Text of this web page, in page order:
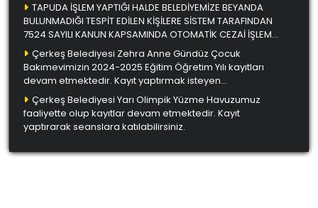
TAPUDA İŞLEM YAPTIĞI HALDE BELEDİYEMİZE BEYANDA
BULUNMADIĞI TESPİT EDİLEN KİŞİLERE SİSTEM TARAFINDAN
7524 SAYILI KANUN KAPSAMINDA OTOMATİK CEZAİ İŞLEM
UYGULANMAKTADIR. UYGULANAN BU CEZAİ İŞLEMİN ÜCRETİ
ARTIRILMIŞ OLUP YENİ DÜZENLEME 02/08/2024 TARİHİ
Çerkeş Belediyesi Zehra Anne Gündüz Çocuk
Bakımevimizin 2024-2025 Eğitim Öğretim Yılı kayıtları
devam etmektedir. Kayıt yaptırmak isteyen
vatandaşlarımız kreşimize bizzat başvurmaları
gerekmektedir.
Çerkeş Belediyesi Yarı Olimpik Yüzme Havuzumuz
faaliyette olup kayıtlar devam etmektedir. Kayıt
yaptırarak seanslara katılabilirsiniz.